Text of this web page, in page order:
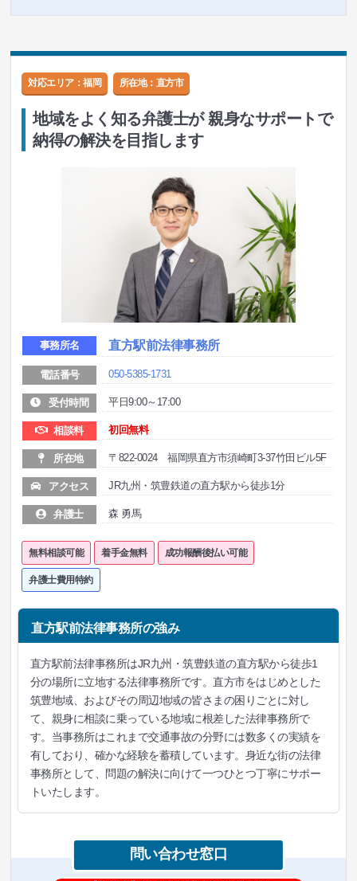
対応エリア：福岡 所在地： 直方市
地域をよく知る弁護士が 親身なサポートで
納得の解決を目指します
事務所名 直方駅前法律事務所
電話番号 050-5385-1731
受付時間 平日9:00～17:00
相談料 初回無料
所在地 〒822-0024 福岡県直方市須崎町3-37竹田ビル5F
アクセス JR九州・筑豊鉄道の直方駅から徒歩1分
弁護士 森 勇馬
無料相談可能 着手金無料 成功報酬後払い可能
弁護士費用特約
直方駅前法律事務所の強み
直方駅前法律事務所はJR九州・筑豊鉄道の直方駅から徒歩1
分の場所に立地する法律事務所です。直方市をはじめとした
筑豊地域、およびその周辺地域の皆さまの困りごとに対し
て、親身に相談に乗っている地域に根差した法律事務所で
す。当事務所はこれまで交通事故の分野には数多くの実績を
有しており、確かな経験を蓄積しています。身近な街の法律
事務所として、問題の解決に向けて一つひとつ丁寧にサポー
トいたします。
問い合わせ窓口